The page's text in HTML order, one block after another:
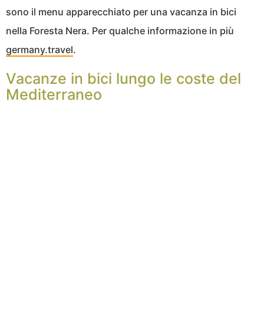
sono il menu apparecchiato per una vacanza in bici
nella Foresta Nera. Per qualche informazione in più
germany.travel.
Vacanze in bici lungo le coste del
Mediterraneo